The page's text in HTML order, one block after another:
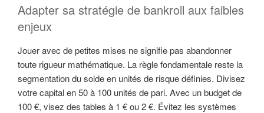
Adapter sa stratégie de bankroll aux faibles
enjeux
Jouer avec de petites mises ne signifie pas abandonner
toute rigueur mathématique. La règle fondamentale reste la
segmentation du solde en unités de risque définies. Divisez
votre capital en 50 à 100 unités de pari. Avec un budget de
100 €, visez des tables à 1 € ou 2 €. Évitez les systèmes